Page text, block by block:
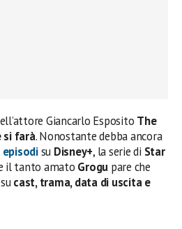
Giancarlo Esposito The
si farà. Nonostante debba ancora
su Disney+, la serie di Star
il tanto amato Grogu pare che
cast, trama, data di uscita e